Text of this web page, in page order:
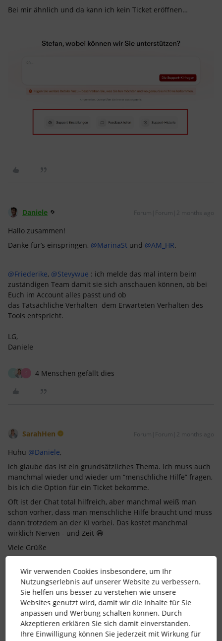
Bei mir ähnlich und da kann ich kein Ticket eröffnen…
Daniele Forum|Forum|2 months ago
Hallo zusammen!
Danke für’s einspringen, ​ @MarinaSt und ​ @AM_HR.
@Friederike, ​ @Stevywue : ich melde das mal intern beim
zuständigen Team damit sie sich anschauen können, ob bei
Euch im Account alles passt und ob
das Tatsächliche Verhalten dem Erwarteten Verhalten des
Tools entspricht.
LG,
Daniele
4 Menschen gefällt dies
SarahHen Forum|Forum|2 months ago
Huhu ​ @Daniele,
ich glaube das ist ein grundsätzliches Thema. Ich muss auch
manchmal wieder und wieder um “menschliche Hilfe” fragen,
bis ich die Option für ein Ticket bekomme.
Oft ist der Chat total hilfreich, aber manchmal weiß man
schon vorher, dass man menschliche Hilfe braucht und muss
dann trotzdem an der KI vorbei. Das kostet manchmal
wirklich Nerven - und Zeit 😄
Viele Grüße
S 4 Menschen gefällt dies
MarinaSt Forum|Forum|2 months ago
Wir verwenden Cookies insbesondere, um Ihr
Nutzungserlebnis auf unserer Website zu verbessern.
Sie helfen uns besser zu verstehen wie unsere
Websites genutzt wird, damit wir die Inhalte für Sie
anpassen und Werbung schalten können. Durch
Akzeptieren erklären Sie sich damit einverstanden.
Ihre Einwilligung können Sie jederzeit mit Wirkung für